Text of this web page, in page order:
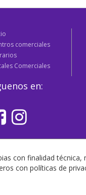
comerciales
Comerciales
en:
con finalidad
con políticas de